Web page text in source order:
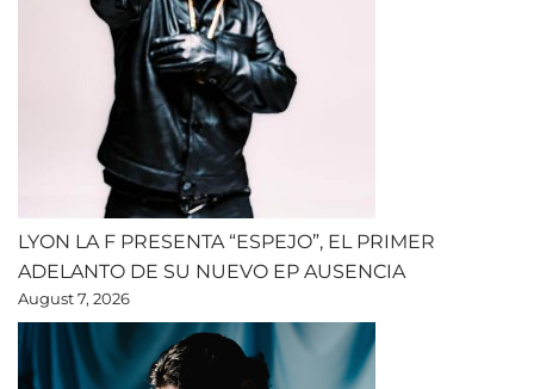
LYON LA F PRESENTA “ESPEJO”, EL PRIMER
ADELANTO DE SU NUEVO EP AUSENCIA
August 7, 2026